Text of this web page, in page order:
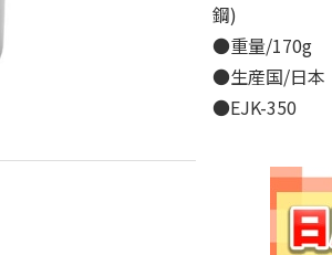
鋼)
●重量/170g
●生産国/日本
●EJK-350